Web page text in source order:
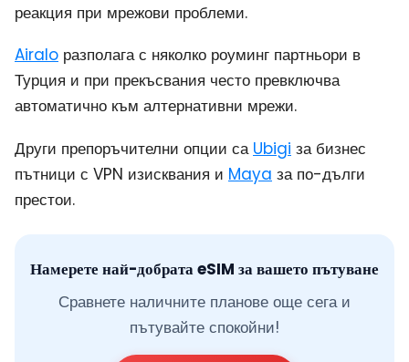
реакция при мрежови проблеми.
Airalo разполага с няколко роуминг партньори в
Турция и при прекъсвания често превключва
автоматично към алтернативни мрежи.
Други препоръчителни опции са Ubigi за бизнес
пътници с VPN изисквания и Maya за по-дълги
престои.
Намерете най-добрата eSIM за вашето пътуване
Сравнете наличните планове още сега и
пътувайте спокойни!